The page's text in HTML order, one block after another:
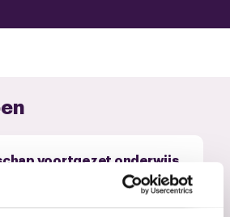
voortgezet onderwijs
is inspraak van werknemers,